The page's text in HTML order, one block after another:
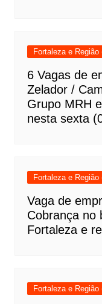
Fortaleza e Região
6 Vagas de
Zelador /
Grupo MRH
nesta sexta
Fortaleza e Região
Vaga de
Cobrança no
Fortaleza e
Fortaleza e Região